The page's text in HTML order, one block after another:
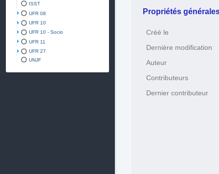
ISST
UFR 08
UFR 10
UFR 10 - Socio
UFR 11
UFR 27
UNJF
Propriétés
Créé le
Dernière modification
Auteur
Contributeurs
Dernier contributeur